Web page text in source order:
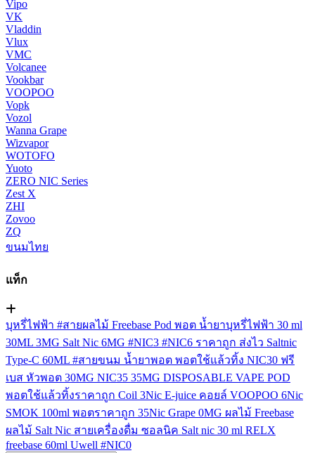
Vipo
VK
Vladdin
Vlux
VMC
Volcanee
Vookbar
VOOPOO
Vopk
Vozol
Wanna Grape
Wizvapor
WOTOFO
Yuoto
ZERO NIC Series
Zest X
ZHI
Zovoo
ZQ
ขนมไทย
แท็ก
บุหรี่ไฟฟ้า #สายผลไม้ Freebase Pod พอต น้ำยาบุหรี่ไฟฟ้า 30 ml
30ML 3MG Salt Nic 6MG #NIC3 #NIC6 ราคาถูก ส่งไว Saltnic
Type-C 60ML #สายขนม น้ำยาพอต พอตใช้แล้วทิ้ง NIC30 ฟรี
เบส หัวพอต 30MG NIC35 35MG DISPOSABLE VAPE POD
พอตใช้แล้วทิ้งราคาถูก Coil 3Nic E-juice คอยล์ VOOPOO 6Nic
SMOK 100ml พอตราคาถูก 35Nic Grape 0MG ผลไม้ Freebase
ผลไม้ Salt Nic สายเครื่องดื่ม ซอลนิค Salt nic 30 ml RELX
freebase 60ml Uwell #NIC0